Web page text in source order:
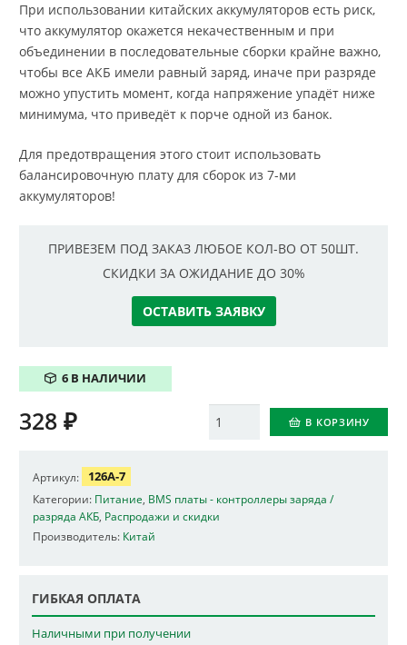
При использовании китайских аккумуляторов есть риск,
что аккумулятор окажется некачественным и при
объединении в последовательные сборки крайне важно,
чтобы все АКБ имели равный заряд, иначе при разряде
можно упустить момент, когда напряжение упадёт ниже
минимума, что приведёт к порче одной из банок.
Для предотвращения этого стоит использовать
балансировочную плату для сборок из 7-ми
аккумуляторов!
ПРИВЕЗЕМ ПОД ЗАКАЗ ЛЮБОЕ КОЛ-ВО ОТ 50ШТ.
СКИДКИ ЗА ОЖИДАНИЕ ДО 30%
ОСТАВИТЬ ЗАЯВКУ
6 В НАЛИЧИИ
Количество В КОРЗИНУ
328 ₽
Артикул: 126A-7
Категории: Питание BMS платы - контроллеры заряда /
разряда АКБ Распродажи и скидки
Производитель: Китай
ГИБКАЯ ОПЛАТА
Наличными при получении